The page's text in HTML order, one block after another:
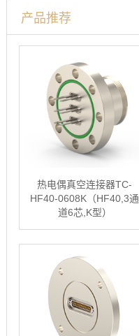
产品推荐
热电偶真空连接器TC-
HF40-0608K（HF40,3通
道6芯,K型）